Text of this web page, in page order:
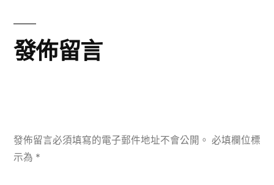
發佈留言
發佈留言必須填寫的電子郵件地址不會公開。 必填欄位標
示為 *